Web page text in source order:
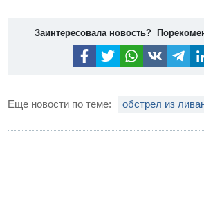
Заинтересовала новость?
Еще новости по теме: обстрел из